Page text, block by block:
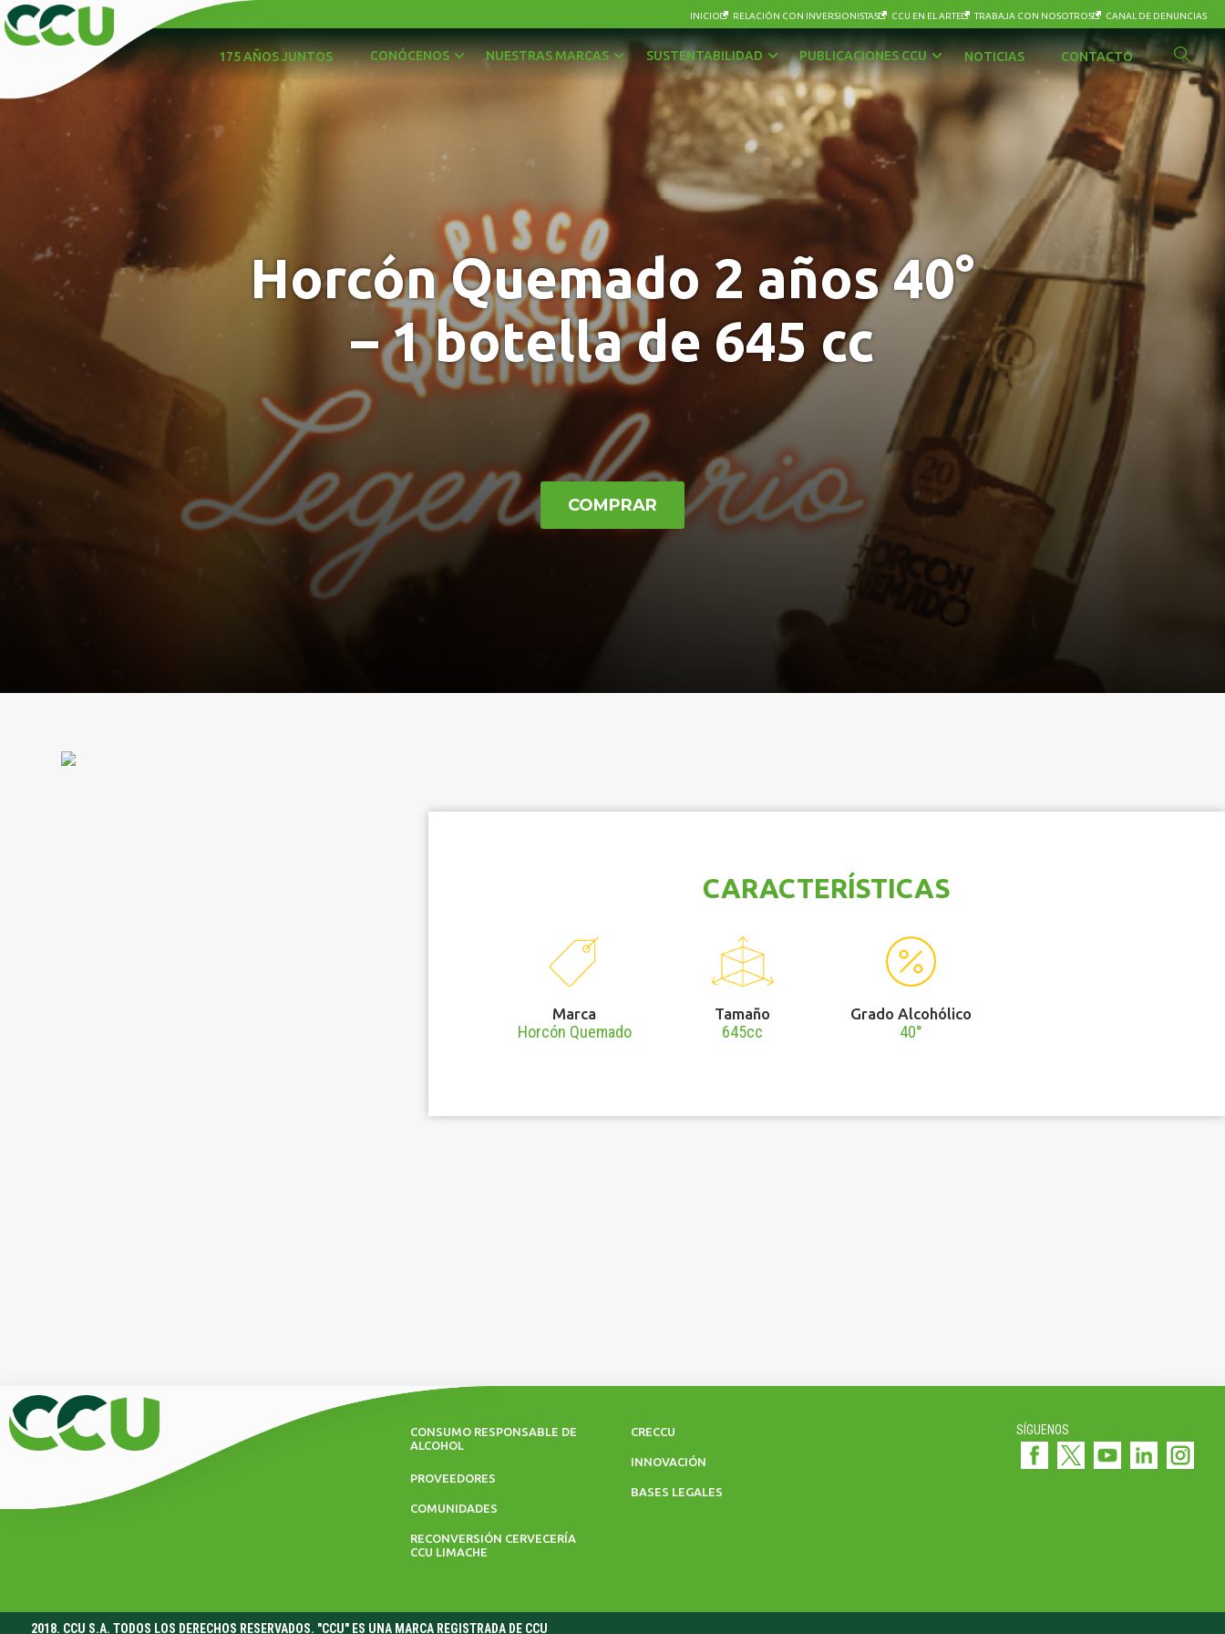
INICIO RELACIÓN CON INVERSIONISTAS CCU EN EL ARTE TRABAJA CON NOSOTROS CANAL DE DENUNCIAS
175 AÑOS JUNTOS CONÓCENOS NUESTRAS MARCAS
ENERGÉTICAS Y DEPORTIVAS
JUGOS, NÉCTARES Y BEBIDAS EN POLVO
OTRAS BEBIDAS
PISCOS Y LICORES
VINOS Y ESPUMANTES
SUSTENTABILIDAD PUBLICACIONES CCU NOTICIAS CONTACTO
Horcón Quemado 2 años 40°
– 1 botella de 645 cc
COMPRAR
CARACTERÍSTICAS
Marca
Horcón Quemado
Tamaño
645cc
Grado Alcohólico
40°
CONSUMO RESPONSABLE DE
ALCOHOL
PROVEEDORES
COMUNIDADES
RECONVERSIÓN CERVECERÍA
CCU LIMACHE
CRECCU
INNOVACIÓN
BASES LEGALES
SÍGUENOS
2018. CCU S.A. TODOS LOS DERECHOS RESERVADOS. "CCU" ES UNA MARCA REGISTRADA DE CCU